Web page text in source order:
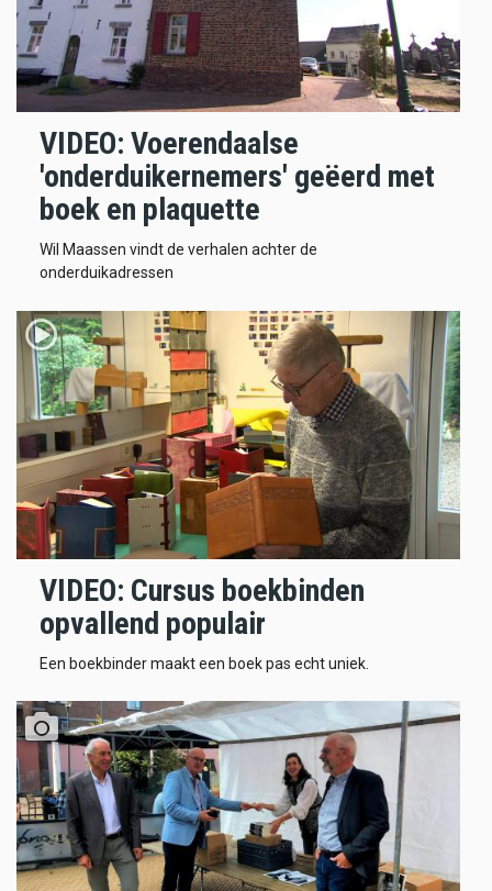
VIDEO: Voerendaalse
'onderduikernemers' geëerd met
boek en plaquette
Wil Maassen vindt de verhalen achter de
onderduikadressen
VIDEO: Cursus boekbinden
opvallend populair
Een boekbinder maakt een boek pas echt uniek.